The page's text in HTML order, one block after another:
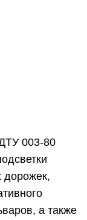
003-80
дорожек,
а также